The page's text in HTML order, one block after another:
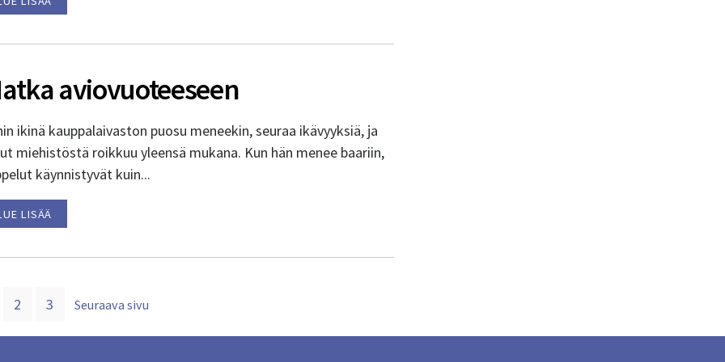
aviovuoteeseen
ikinä kauppalaivaston puosu meneekin, seuraa ikävyyksiä, ja
miehistöstä roikkuu yleensä mukana. Kun hän menee baariin,
käynnistyvät kuin...
LISÄÄ
Sivu
2 Sivu
3 Seuraava sivu